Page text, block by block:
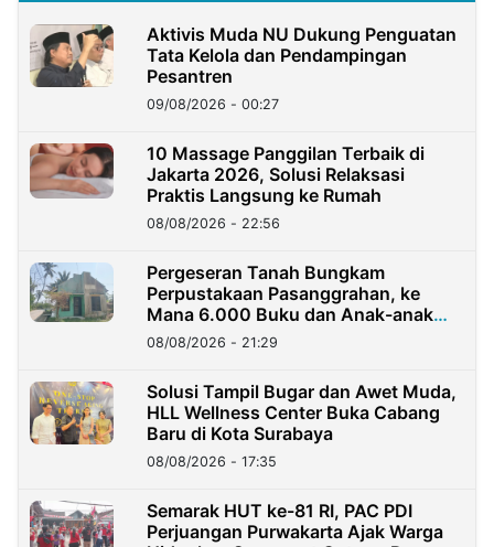
Aktivis Muda NU Dukung Penguatan
Tata Kelola dan Pendampingan
Pesantren
09/08/2026 - 00:27
10 Massage Panggilan Terbaik di
Jakarta 2026, Solusi Relaksasi
Praktis Langsung ke Rumah
08/08/2026 - 22:56
Pergeseran Tanah Bungkam
Perpustakaan Pasanggrahan, ke
Mana 6.000 Buku dan Anak-anak
Kini?
08/08/2026 - 21:29
Solusi Tampil Bugar dan Awet Muda,
HLL Wellness Center Buka Cabang
Baru di Kota Surabaya
08/08/2026 - 17:35
Semarak HUT ke-81 RI, PAC PDI
Perjuangan Purwakarta Ajak Warga